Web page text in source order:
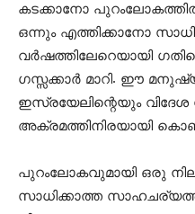
കടക്കാനോ
ഒന്നും എത്തിക്കാനോ
വര്‍ഷത്തിലേറെയായി
ഗസ്സക്കാര്‍ മാറി. ഈ
ഇസ്രയേലിന്റെയും
അക്രമത്തിനിരയായി
പുറംലോകവുമായി ഒരു
സാധിക്കാത്ത